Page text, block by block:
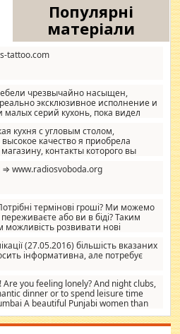
Популярні
матеріали
tattoo.com
чрезвычайно насыщен,
эксклюзивное исполнение и
серий кухонь, пока видел
креативненько и что главное -
ненужных наворотов удорожающих
фактор.
кухня с угловым столом,
качество я приобрела
контакты которого вы
⇒ www.radiosvoboda.org
термінові гроші? Ми можемо
або ви в біді? Таким
розвивати нові
дати їм шанс. Кожен
і, оскільки влада не зможе, вони
Для нас нема багато суми, і зрілість
і нічого іншого. Не чекайте і не
суму, яку ви хочете подати, і ми
зв'яжіться з нами
Вам потрібні термінові
(27.05.2016) більшість вказаних
інформативна, але потребує
Are you feeling lonely? And night clubs,
dinner or to spend leisure time
A beautiful Punjabi women than
that you guys feel like 5 star luxury
their search for loved solitaire free